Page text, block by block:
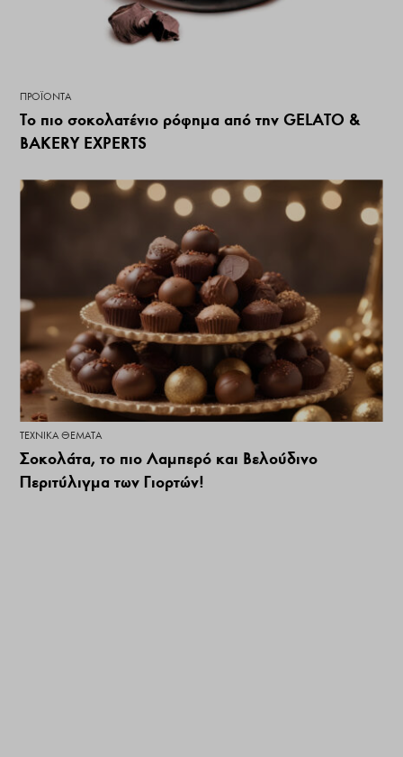
ΠΡΟΪΌΝΤΑ
Το πιο σοκολατένιο ρόφημα από την GELATO &
BAKERY EXPERTS
ΤΕΧΝΙΚΆ ΘΈΜΑΤΑ
Σοκολάτα, το πιο Λαμπερό και Βελούδινο
Περιτύλιγμα των Γιορτών!